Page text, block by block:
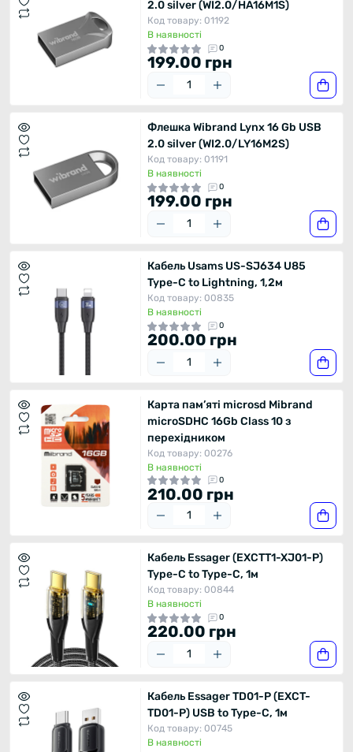
2.0 silver (WI2.0/HA16M1S)
Код товару: 01192
В наявності
0
199.00 грн
Флешка Wibrand Lynx 16 Gb USB
2.0 silver (WI2.0/LY16M2S)
Код товару: 01191
В наявності
0
199.00 грн
Кабель Usams US-SJ634 U85
Type-C to Lightning, 1,2м
Код товару: 00835
В наявності
0
200.00 грн
Карта пам’яті microsd Mibrand
microSDHC 16Gb Class 10 з
перехідником
Код товару: 00276
В наявності
0
210.00 грн
Кабель Essager (EXCTT1-XJ01-P)
Type-C to Type-C, 1м
Код товару: 00844
В наявності
0
220.00 грн
Кабель Essager TD01-P (EXCT-
TD01-P) USB to Type-C, 1м
Код товару: 00745
В наявності